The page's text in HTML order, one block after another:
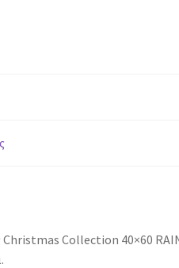
Christmas Collection 40×60